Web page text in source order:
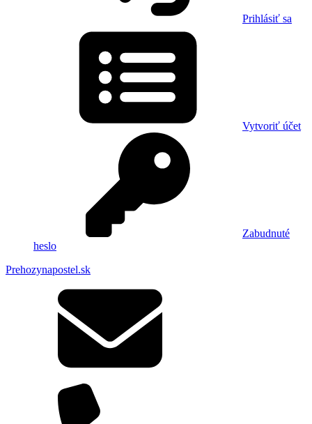
Prihlásiť sa
Vytvoriť účet
Zabudnuté
heslo
Prehozynapostel.sk